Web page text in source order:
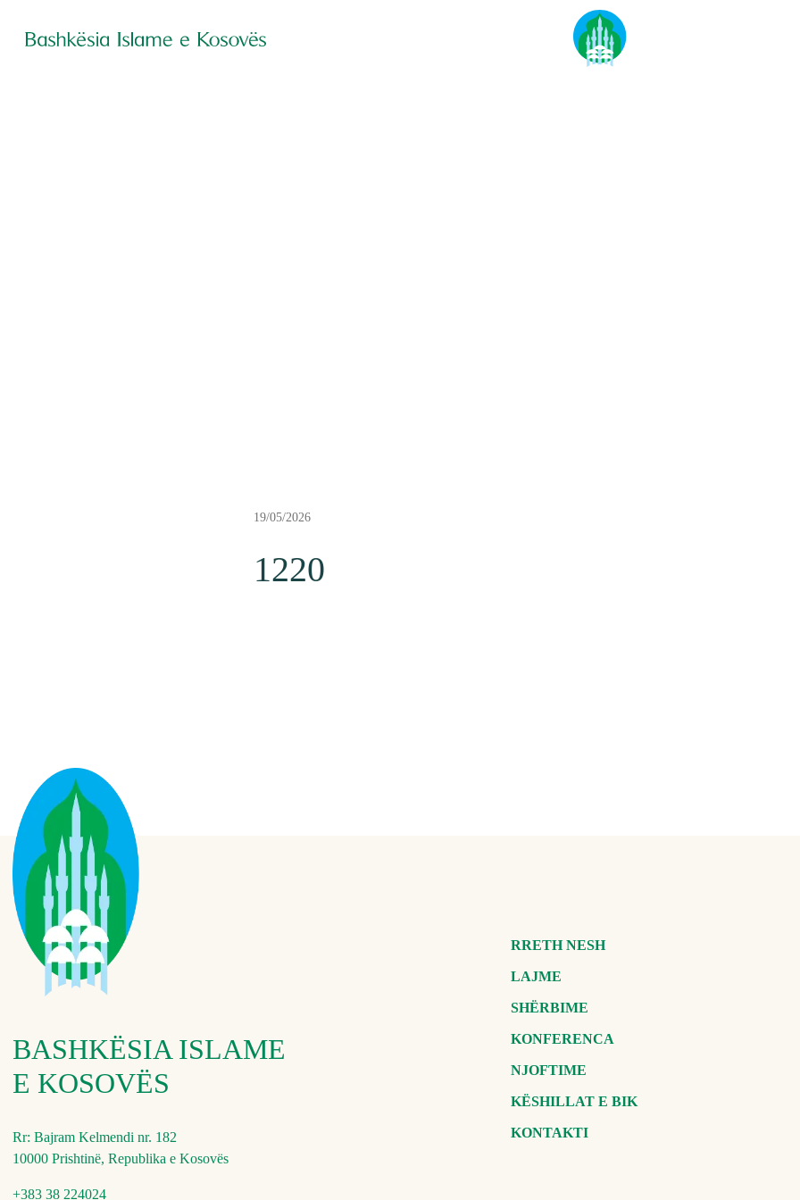
19/05/2026
1220
BASHKËSIA ISLAME
E KOSOVËS
Rr: Bajram Kelmendi nr. 182
10000 Prishtinë, Republika e Kosovës
+383 38 224024
RRETH NESH
LAJME
SHËRBIME
KONFERENCA
NJOFTIME
KËSHILLAT E BIK
KONTAKTI